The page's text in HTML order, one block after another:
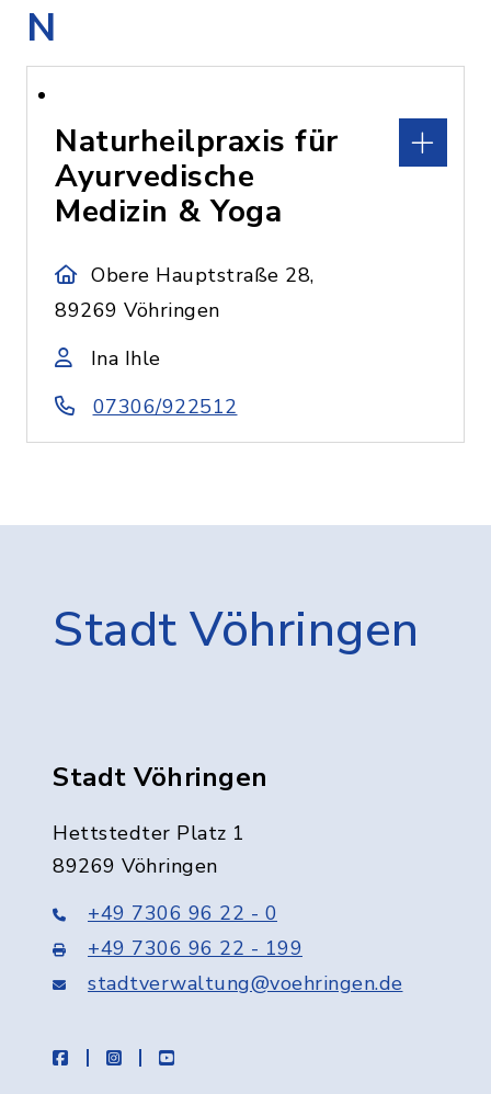
N
Naturheilpraxis für
Ayurvedische
Medizin & Yoga
Obere Hauptstraße 28,
89269 Vöhringen
Ina Ihle
07306/922512
Stadt Vöhringen
Stadt Vöhringen
Hettstedter Platz 1
89269 Vöhringen
+49 7306 96 22 - 0
+49 7306 96 22 - 199
stadtverwaltung@voehringen.de
facebookinstagramyoutube